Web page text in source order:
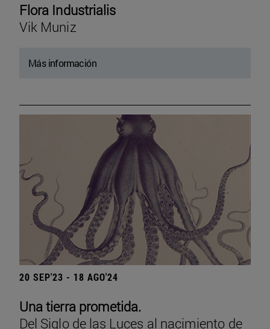
Flora Industrialis
Vik Muniz
Más información
20 SEP'23 - 18 AGO'24
Una tierra prometida.
Del Siglo de las Luces al nacimiento de